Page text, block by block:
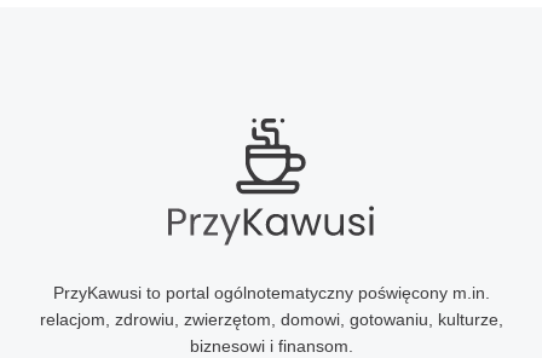
PrzyKawusi to portal ogólnotematyczny poświęcony m.in.
relacjom, zdrowiu, zwierzętom, domowi, gotowaniu, kulturze,
biznesowi i finansom.